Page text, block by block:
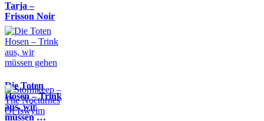
Tarja –
Frisson Noir
Die Toten
Hosen – Trink
aus, wir
müssen …